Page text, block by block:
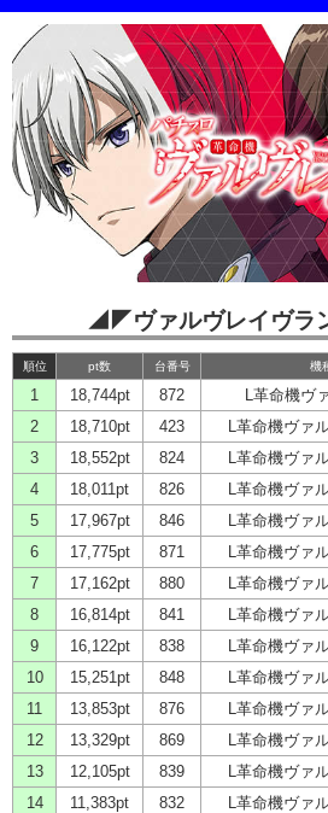
◢◤ヴァルヴレイヴ
順位 pt数 台番号 機
1 18,744pt 872 L革命機ヴ
2
18,710pt 423 L革命機ヴァ
3
18,552pt 824 L革命機ヴァ
4
18,011pt 826 L革命機ヴァ
5
17,967pt 846 L革命機ヴァ
6
17,775pt 871 L革命機ヴァ
7
17,162pt 880 L革命機ヴァ
8
16,814pt 841 L革命機ヴァ
9
16,122pt 838 L革命機ヴァ
10
15,251pt 848 L革命機ヴァ
11
13,853pt 876 L革命機ヴァ
12
13,329pt 869 L革命機ヴァ
13
12,105pt 839 L革命機ヴァ
14
11,383pt 832 L革命機ヴァ